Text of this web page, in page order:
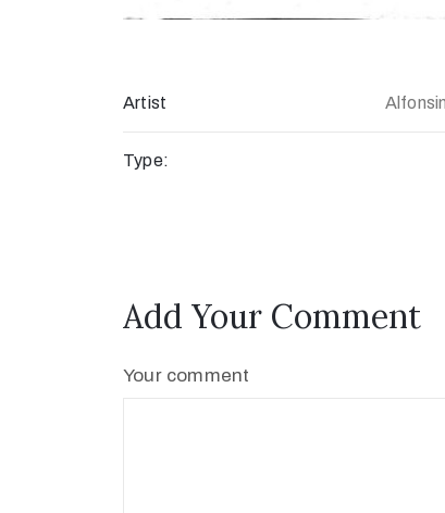
Artist
Type:
Add Your Comment
Your comment